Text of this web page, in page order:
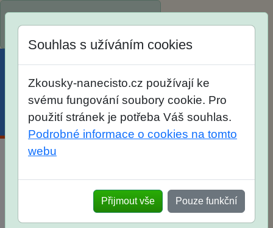
Menu Účet Košík
po skutečných přijímacích
zkouškách
Souhlas s užíváním cookies
Zkousky-nanecisto.cz používají ke
svému fungování soubory cookie. Pro
použití stránek je potřeba Váš souhlas.
Podrobné informace o cookies na tomto
webu
Přijmout vše Pouze funkční